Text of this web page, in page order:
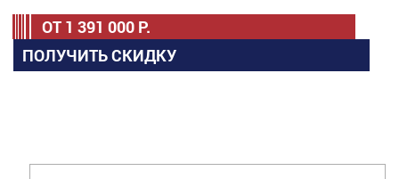
ОТ 1 391 000 Р.
ПОЛУЧИТЬ СКИДКУ